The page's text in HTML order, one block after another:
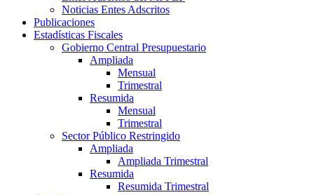
Noticias Entes Adscritos
Publicaciones
Estadísticas Fiscales
Gobierno Central Presupuestario
Ampliada
Mensual
Trimestral
Resumida
Mensual
Trimestral
Sector Público Restringido
Ampliada
Ampliada Trimestral
Resumida
Resumida Trimestral